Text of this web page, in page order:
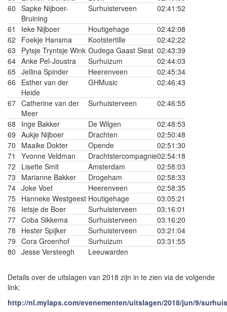
60 Sapke Nijboer-
Bruining
Surhuisterveen 02:41:52
61 Ieke Nijboer Houtigehage
02:42:08
62
Foekje Hansma Kootstertille
02:42:22
63
Pytsje Tryntsje Wink Oudega Gaast Sleat 02:43:39
64 Anke Pel-Joustra Surhuizum
02:44:03
65 Jellina Spinder Heerenveen
02:45:34
66
Esther van der
Heide
GHMusic 02:46:43
67 Catherine van der
Meer
Surhuisterveen 02:46:55
68 Inge Bakker De Wilgen
02:48:53
69 Aukje Nijboer Drachten
02:50:48
70
Maaike Dokter Opende
02:51:30
71
Yvonne Veldman Drachtstercompagnie02:54:18
72
Lisette Smit Amsterdam
02:58:03
73
Marianne Bakker Drogeham
02:58:33
74 Joke Voet Heerenveen
02:58:35
75 Hanneke Westgeest Houtigehage
03:05:21
76
Ietsje de Boer Surhuisterveen
03:16:01
77 Coba Sikkema Surhuisterveen
03:16:20
78
Hester Spijker Surhuisterveen
03:21:04
79 Cora Groenhof Surhuizum
03:31:55
80 Jesse Versteegh Leeuwarden
Details over de uitslagen van 2018 zijn in te zien via de volgende
link:
http://nl.mylaps.com/evenementen/uitslagen/2018/jun/9/